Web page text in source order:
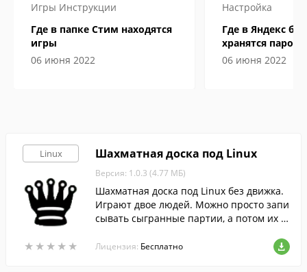
Игры Инструкции
Где в папке Стим находятся
игры
06 июня 2022
Настройка
Где в Яндекс
хранятся пароли
06 июня 2022
Linux
★ ★ ★ ★ ★
★ ★ ★ ★ ★
Шахматная доска под Linux
Версия: 1.0.3 (4.77 МБ)
Шахматная доска под Linux без движка.
Играют двое людей. Можно просто запи
сывать сыгранные партии, а потом их п
Лицензия: Бесплатно